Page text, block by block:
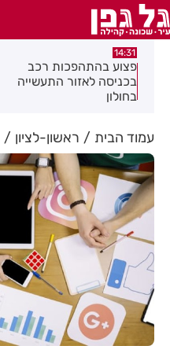
14:15
תיסלם ואתניקס הרימו את
חולון באוויר
עמוד הבית ראשון-לציון